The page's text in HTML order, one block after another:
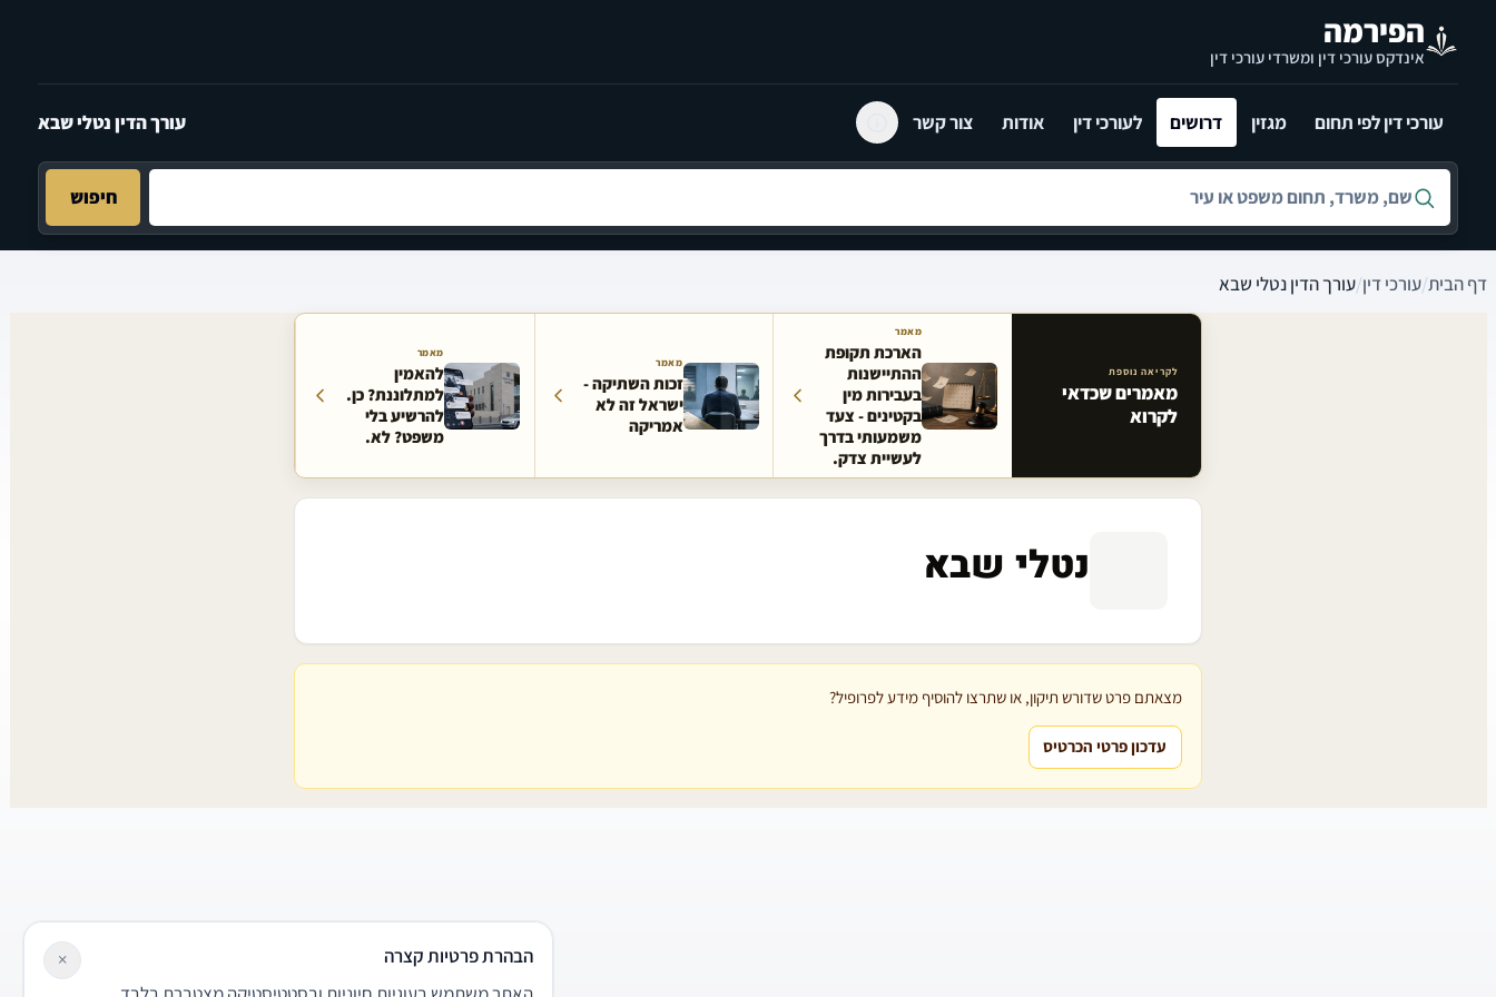
הפירמה
אינדקס עורכי דין ומשרדי עורכי דין
עורכי דין לפי תחום מגזין דרושים לעורכי דין אודות צור קשר עורך הדין נטלי שבא
חיפוש לפי שם, משרד, תחום משפט או עיר
חיפוש
דף הבית/עורכי דין/עורך הדין נטלי שבא
מאמרים קשורים באתר
לקריאה נוספת
מאמרים שכדאי
לקרוא
מאמר
הארכת תקופת
ההתיישנות
בעבירות מין
בקטינים - צעד
משמעותי בדרך
לעשיית צדק.
מאמר
זכות השתיקה -
ישראל זה לא
אמריקה
מאמר
להאמין
למתלוננת? כן.
להרשיע בלי
משפט? לא.
נטלי שבא
מצאתם פרט שדורש תיקון, או שתרצו להוסיף מידע לפרופיל?
עדכון פרטי הכרטיס
הבהרת פרטיות קצרה
×